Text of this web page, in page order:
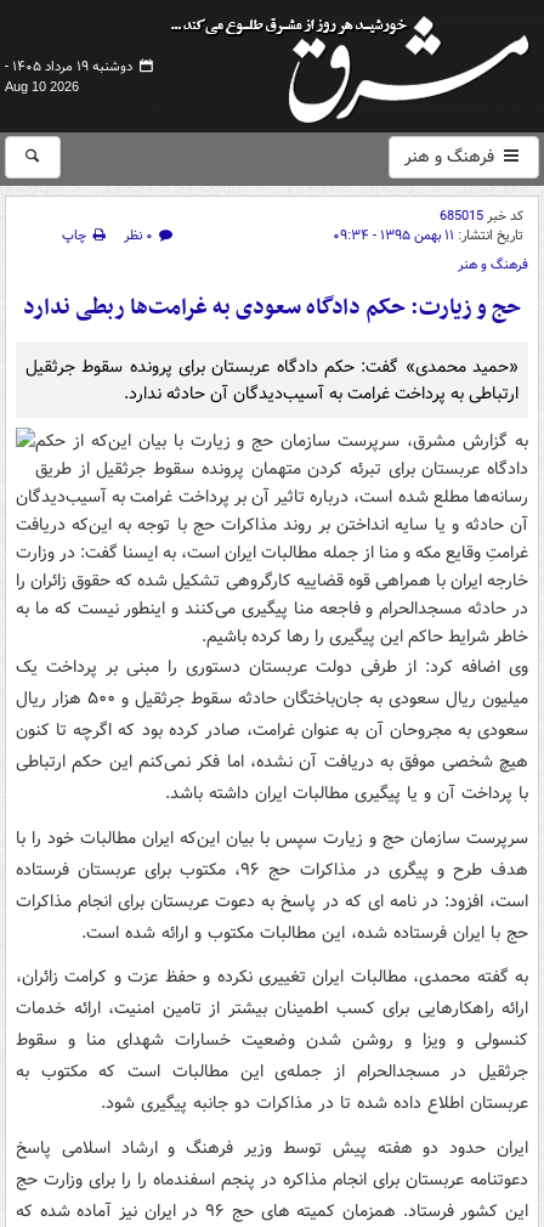
دوشنبه ۱۹ مرداد ۱۴۰۵ -
Aug 10 2026
فرهنگ و هنر
کد خبر685015
تاریخ انتشار: ۱۱ بهمن ۱۳۹۵ - ۰۹:۳۴ ۰ نظر
چاپ
فرهنگ و هنر
حج و زیارت: حکم دادگاه سعودی به غرامت‌ها ربطی ندارد
«حمید محمدی» گفت: حکم دادگاه عربستان برای پرونده سقوط جرثقیل
ارتباطی به پرداخت غرامت به آسیب‌دیدگان آن حادثه ندارد.
به گزارش مشرق، سرپرست سازمان حج و زیارت با بیان این‌که از حکم
دادگاه عربستان برای تبرئه کردن متهمان پرونده سقوط جرثقیل از طریق
رسانه‌ها مطلع شده است، درباره تاثیر آن بر پرداخت غرامت به آسیب‌دیدگان
آن حادثه و یا سایه انداختن بر روند مذاکرات حج با توجه به این‌که دریافت
غرامتِ وقایع مکه و منا از جمله مطالبات ایران است، به ایسنا گفت: در وزارت
خارجه ایران با همراهی قوه قضاییه کارگروهی تشکیل شده که حقوق زائران را
در حادثه مسجدالحرام و فاجعه منا پیگیری می‌کنند و اینطور نیست که ما به
خاطر شرایط حاکم این پیگیری را رها کرده باشیم.
وی اضافه کرد: از طرفی دولت عربستان دستوری را مبنی بر پرداخت یک
میلیون ریال سعودی به جان‌باختگان حادثه سقوط جرثقیل و ۵۰۰ هزار ریال
سعودی به مجروحان آن به عنوان غرامت، صادر کرده بود که اگرچه تا کنون
هیچ شخصی موفق به دریافت آن نشده، اما فکر نمی‌کنم این حکم ارتباطی
با پرداخت آن و یا پیگیری مطالبات ایران داشته باشد.
سرپرست سازمان حج و زیارت سپس با بیان این‌که ایران مطالبات خود را با
هدف طرح و پیگری در مذاکرات حج ۹۶، مکتوب برای عربستان فرستاده
است، افزود: در نامه ای که در پاسخ به دعوت عربستان برای انجام مذاکرات
حج با ایران فرستاده شده، این مطالبات مکتوب و ارائه شده است.
به گفته محمدی، مطالبات ایران تغییری نکرده و حفظ عزت و کرامت زائران،
ارائه راهکارهایی برای کسب اطمینان بیشتر از تامین امنیت، ارائه خدمات
کنسولی و ویزا و روشن شدن وضعیت خسارات شهدای منا و سقوط
جرثقیل در مسجدالحرام از جمله‌ی این مطالبات است که مکتوب به
عربستان اطلاع داده شده تا در مذاکرات دو جانبه پیگیری شود.
ایران حدود دو هفته پیش توسط وزیر فرهنگ و ارشاد اسلامی پاسخ
دعوتنامه عربستان برای انجام مذاکره در پنجم اسفندماه را را برای وزارت حج
این کشور فرستاد. همزمان کمیته های حج ۹۶ در ایران نیز آماده شده که